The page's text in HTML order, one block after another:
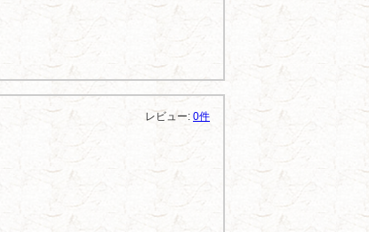
レビュー: 0件